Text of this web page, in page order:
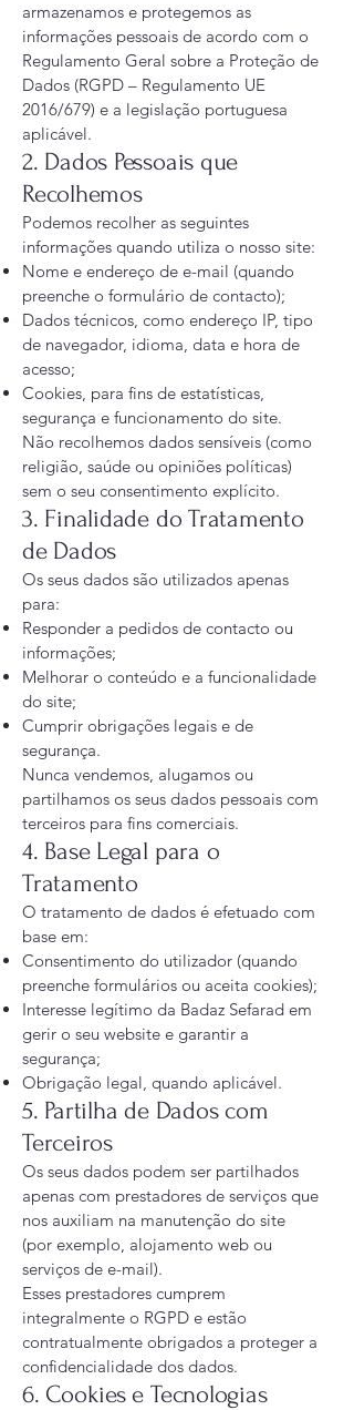
armazenamos e protegemos as
informações pessoais de acordo com o
Regulamento Geral sobre a Proteção de
Dados (RGPD – Regulamento UE
2016/679) e a legislação portuguesa
aplicável.
2. Dados Pessoais que
Recolhemos
Podemos recolher as seguintes
informações quando utiliza o nosso site:
Nome e endereço de e-mail (quando
preenche o formulário de contacto);
Dados técnicos, como endereço IP, tipo
de navegador, idioma, data e hora de
acesso;
Cookies, para fins de estatísticas,
segurança e funcionamento do site.
Não recolhemos dados sensíveis (como
religião, saúde ou opiniões políticas)
sem o seu consentimento explícito.
3. Finalidade do Tratamento
de Dados
Os seus dados são utilizados apenas
para:
Responder a pedidos de contacto ou
informações;
Melhorar o conteúdo e a funcionalidade
do site;
Cumprir obrigações legais e de
segurança.
Nunca vendemos, alugamos ou
partilhamos os seus dados pessoais com
terceiros para fins comerciais.
4. Base Legal para o
Tratamento
O tratamento de dados é efetuado com
base em:
Consentimento do utilizador (quando
preenche formulários ou aceita cookies);
Interesse legítimo da Badaz Sefarad em
gerir o seu website e garantir a
segurança;
Obrigação legal, quando aplicável.
5. Partilha de Dados com
Terceiros
Os seus dados podem ser partilhados
apenas com prestadores de serviços que
nos auxiliam na manutenção do site
(por exemplo, alojamento web ou
serviços de e-mail).
Esses prestadores cumprem
integralmente o RGPD e estão
contratualmente obrigados a proteger a
confidencialidade dos dados.
6. Cookies e Tecnologias